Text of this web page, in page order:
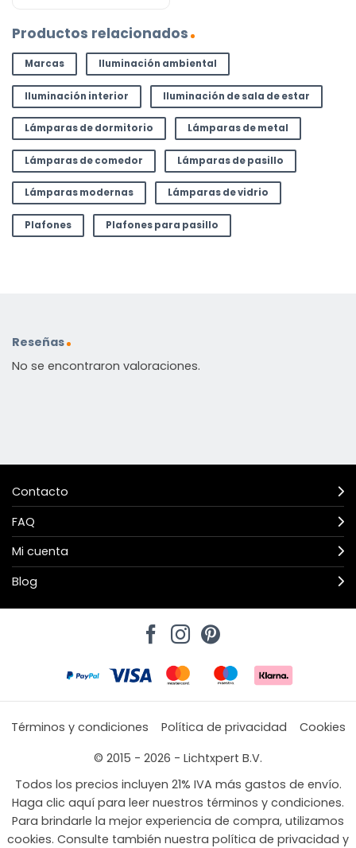
Productos relacionados
Marcas Iluminación ambiental
Iluminación interior Iluminación de sala de estar
Lámparas de dormitorio Lámparas de metal
Lámparas de comedor Lámparas de pasillo
Lámparas modernas Lámparas de vidrio
Plafones Plafones para pasillo
Reseñas
No se encontraron valoraciones.
Contacto
FAQ
Mi cuenta
Blog
Términos y condiciones Política de privacidad
Cookies
© 2015 - 2026 - Lichtxpert B.V.
Todos los precios incluyen 21% IVA más gastos de envío.
Haga clic aquí para leer nuestros términos y condiciones.
Para brindarle la mejor experiencia de compra, utilizamos
cookies. Consulte también nuestra política de privacidad y